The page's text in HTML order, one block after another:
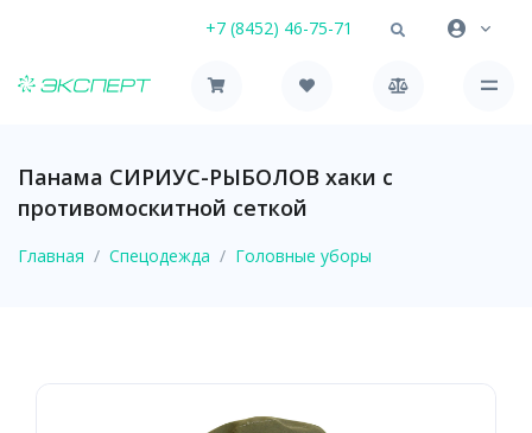
+7 (8452) 46-75-71
Панама СИРИУС-РЫБОЛОВ хаки с
противомоскитной сеткой
Главная Спецодежда Головные уборы